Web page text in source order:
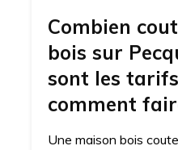
Combien
bois sur
sont les
comment
Une maison bois